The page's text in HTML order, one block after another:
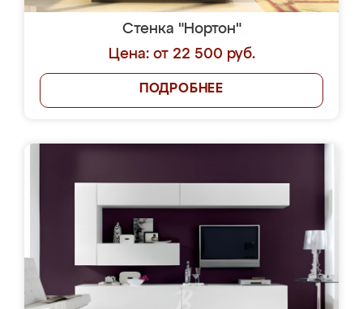
Стенка "Нортон"
Цена: от 22 500 руб.
ПОДРОБНЕЕ